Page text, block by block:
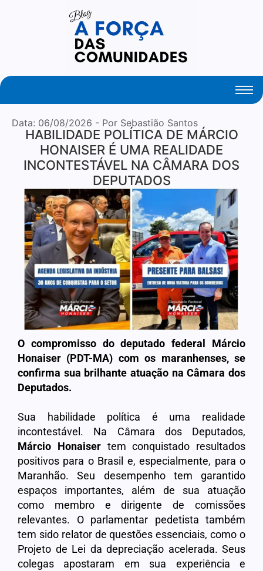
Your Daily Source of Fresh Articles
Data: 06/08/2026 - Por Sebastião Santos
HABILIDADE POLÍTICA DE MÁRCIO
HONAISER É UMA REALIDADE
INCONTESTÁVEL NA CÂMARA DOS
DEPUTADOS
O compromisso do deputado federal Márcio
Honaiser (PDT-MA) com os maranhenses, se
confirma sua brilhante atuação na Câmara dos
Deputados.
Sua habilidade política é uma realidade
incontestável. Na Câmara dos Deputados,
Márcio Honaisertem conquistado resultados
positivos para o Brasil e, especialmente, para o
Maranhão. Seu desempenho tem garantido
espaços importantes, além de sua atuação
como membro e dirigente de comissões
relevantes. O parlamentar pedetista também
tem sido relator de questões essenciais, como o
Projeto de Lei da depreciação acelerada. Seus
colegas apostaram em sua experiência e